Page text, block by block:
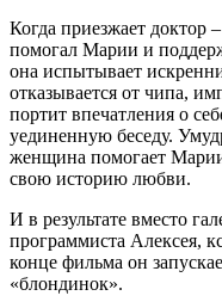
Когда приезжает доктор
помогал Марии и
она испытывает
отказывается от чипа,
портит впечатления о
уединенную беседу.
женщина помогает Марии
свою историю любви.
И в результате вместо
программиста Алексея,
конце фильма он
«блондинок».